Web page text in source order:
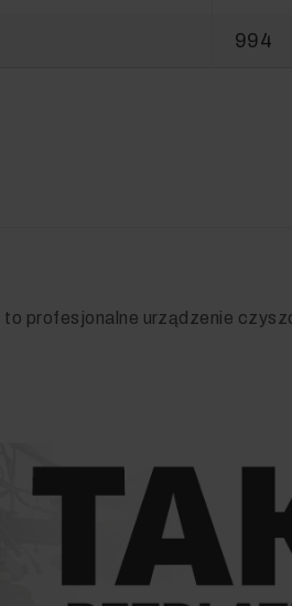
994
to profesjonalne urządzenie